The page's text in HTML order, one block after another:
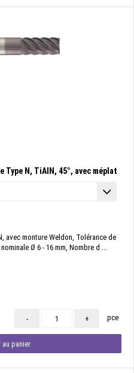
Type N, TiAlN, 45°, avec méplat
avec monture Weldon, Tolérance de
Ø 6 - 16 mm, Nombre d ...
- + pce
au panier